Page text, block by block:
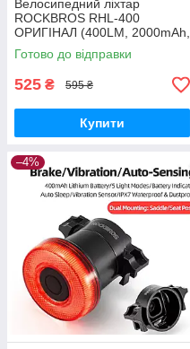
Велосипедний ліхтар
ROCKBROS RHL-400
ОРИГІНАЛ (400LM, 2000mAh,
USB-C, IPX6, 4 Mode)
Готово до відправки
525 ₴ 595 ₴
Купити
–4%